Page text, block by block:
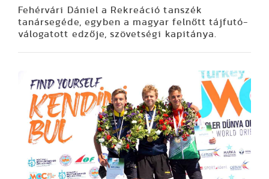
Fehérvári Dániel a Rekreáció tanszék
tanársegéde, egyben a magyar felnőtt tájfutó-
válogatott edzője, szövetségi kapitánya.